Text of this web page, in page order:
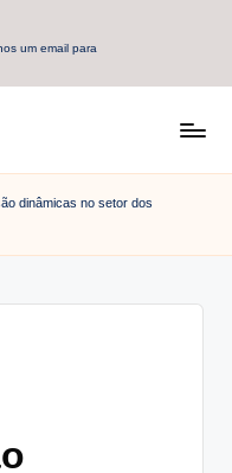
um email para
dinâmicas no setor dos